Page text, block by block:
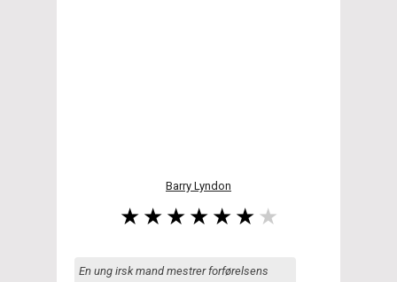
Barry Lyndon
En ung irsk mand mestrer forførelsens